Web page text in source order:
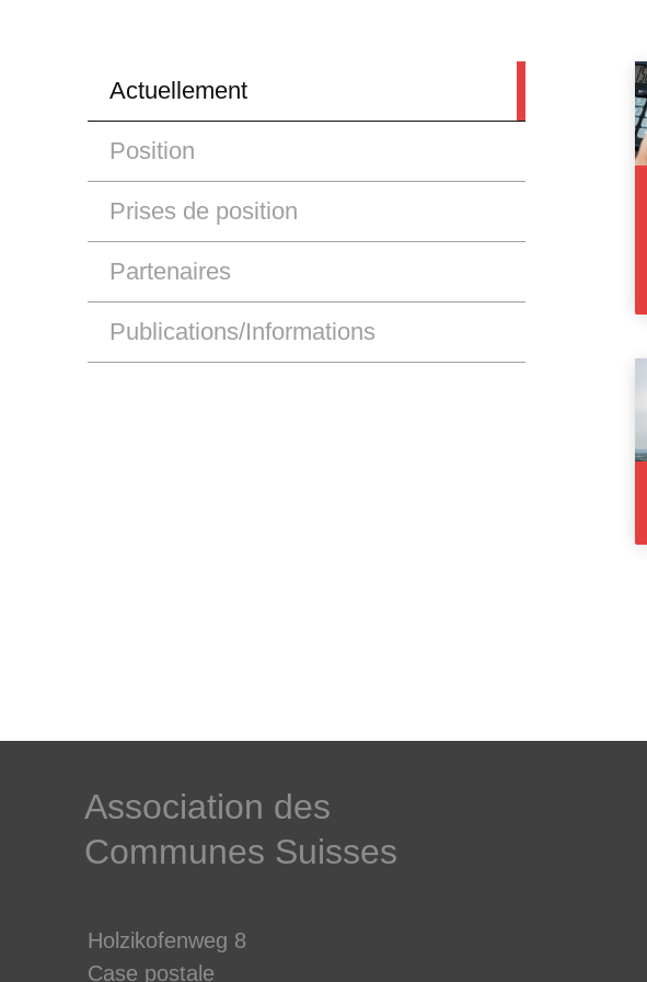
Actuellement
Position
Prises de position
Partenaires
Publications/Informations
­Association des­
Communes ­Suisses
Holzikofenweg 8
Case postale